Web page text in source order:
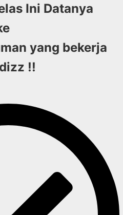
Ini Datanya
yang bekerja
!!